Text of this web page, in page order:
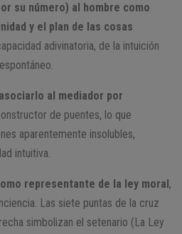
su número) al hombre como
y el plan de las cosas
adivinatoria, de la intuición
al mediador por
de puentes, lo que
aparentemente insolubles,
intuitiva.
representante de la ley moral,
Las siete puntas de la cruz
simbolizan el setenario (La Ley